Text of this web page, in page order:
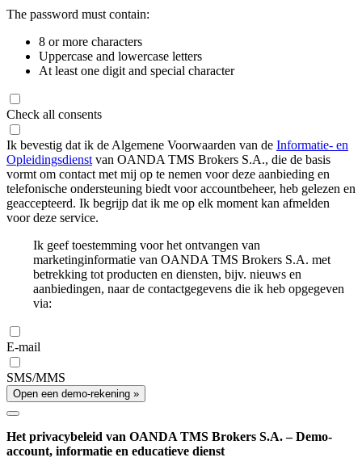
The password must contain:
8 or more characters
Uppercase and lowercase letters
At least one digit and special character
Check all consents
Ik bevestig dat ik de Algemene Voorwaarden van de Informatie- en
Opleidingsdienst van OANDA TMS Brokers S.A., die de basis
vormt om contact met mij op te nemen voor deze aanbieding en
telefonische ondersteuning biedt voor accountbeheer, heb gelezen en
geaccepteerd. Ik begrijp dat ik me op elk moment kan afmelden
voor deze service.
Ik geef toestemming voor het ontvangen van
marketinginformatie van OANDA TMS Brokers S.A. met
betrekking tot producten en diensten, bijv. nieuws en
aanbiedingen, naar de contactgegevens die ik heb opgegeven
via:
E-mail
SMS/MMS
Open een demo-rekening »
Het privacybeleid van OANDA TMS Brokers S.A. – Demo-
account, informatie en educatieve dienst